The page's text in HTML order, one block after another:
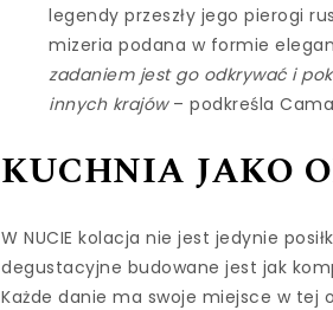
legendy przeszły jego pierogi
mizeria podana w formie
zadaniem jest go odkrywać i
innych krajów – podkreśla
KUCHNIA JAKO
W NUCIE kolacja nie jest jedynie
degustacyjne budowane jest jak
Każde danie ma swoje miejsce w tej